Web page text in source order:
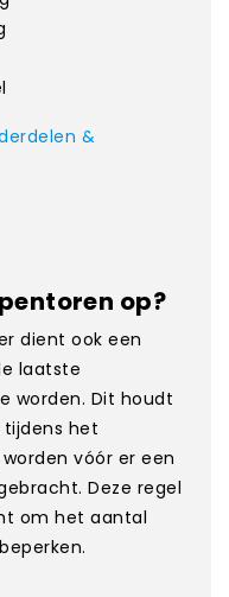
&
op?
dient ook een
laatste
worden. Dit houdt
het
vóór er een
Deze regel
om het aantal